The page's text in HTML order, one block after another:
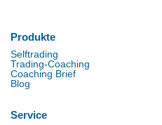
Produkte
Selftrading
Trading-Coaching
Coaching Brief
Blog
Service